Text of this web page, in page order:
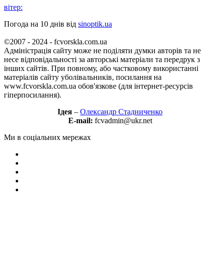
вітер:
Погода на 10 днів від sinoptik.ua
©2007 - 2024 - fcvorskla.com.ua
Адміністрація сайту може не поділяти думки авторів та не
несе відповідальності за авторські матеріали та передрук з
інших сайтів. При повному, або частковому використанні
матеріалів сайту уболівальників, посилання на
www.fcvorskla.com.ua обов'язкове (для інтернет-ресурсів
гіперпосилання).
Ідея – Олександр Стадниченко
E-mail: fcvadmin@ukr.net
Ми в соціальних мережах